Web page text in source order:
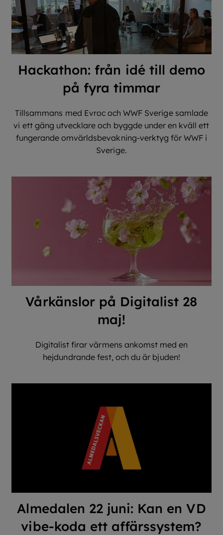
Hackathon: från idé till demo
på fyra timmar
Tillsammans med Evroc och WWF Sverige samlade
vi ett gäng utvecklare och byggde under en kväll ett
fungerande omvärldsbevakning-verktyg för WWF i
Sverige.
Vårkänslor på Digitalist 28
maj!
Digitalist firar värmens ankomst med en
hejdundrande fest, och du är bjuden!
Almedalen 22 juni: Kan en VD
vibe-koda ett affärssystem?